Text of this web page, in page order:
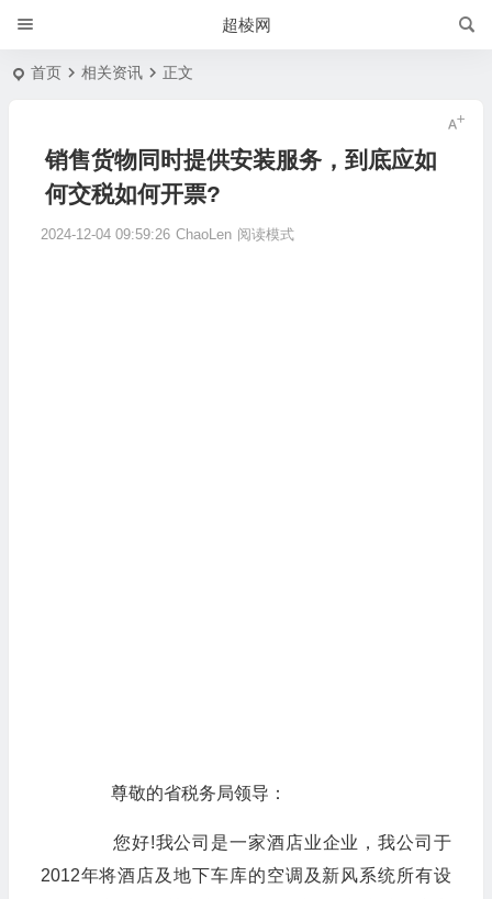
超棱网
首页 相关资讯 正文
销售货物同时提供安装服务，到底应如
何交税如何开票?
2024-12-04 09:59:26 ChaoLen 阅读模式
尊敬的省税务局领导：
您好!我公司是一家酒店业企业，我公司于
2012年将酒店及地下车库的空调及新风系统所有设